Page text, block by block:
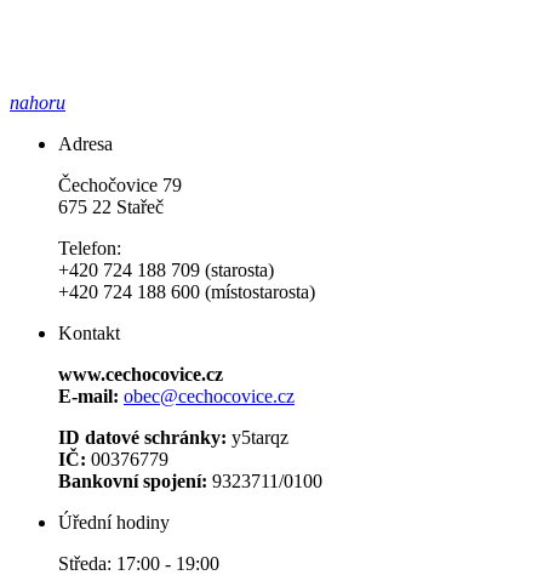
nahoru
Adresa
Čechočovice 79
675 22 Stařeč
Telefon:
+420 724 188 709 (starosta)
+420 724 188 600 (místostarosta)
Kontakt
www.cechocovice.cz
E-mail: obec@cechocovice.cz
ID datové schránky: y5tarqz
IČ: 00376779
Bankovní spojení: 9323711/0100
Úřední hodiny
Středa: 17:00 - 19:00